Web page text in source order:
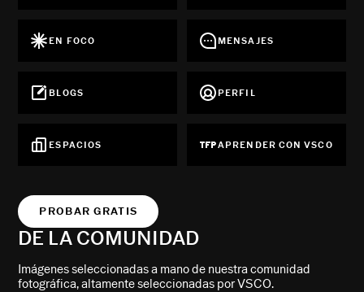
EN FOCO MENSAJES
BLOGS PERFIL
ESPACIOS APRENDER CON VSCO
PROBAR GRATIS
DE LA COMUNIDAD
Imágenes seleccionadas a mano de nuestra comunidad
fotográfica, altamente seleccionadas por VSCO.